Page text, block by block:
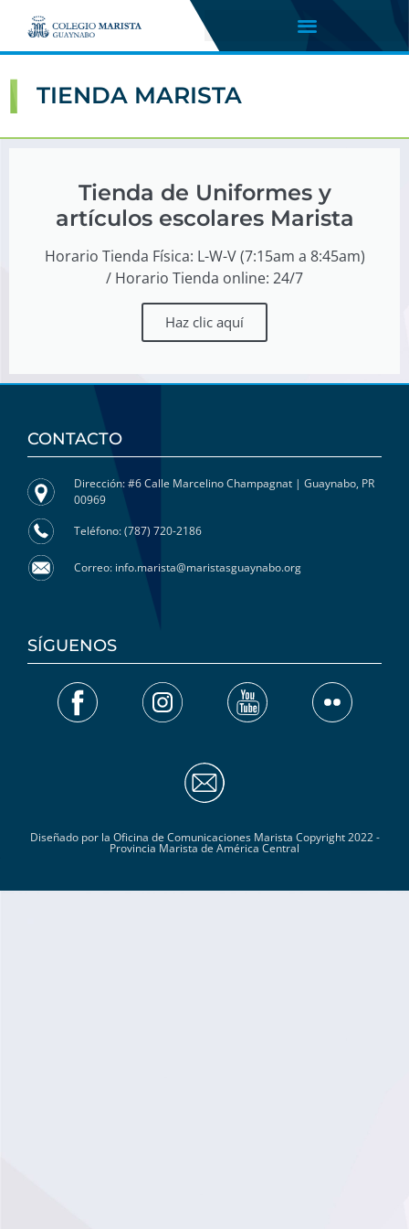
TIENDA MARISTA
Tienda de Uniformes y
artículos escolares Marista
Horario Tienda Física: L-W-V (7:15am a 8:45am)
/ Horario Tienda online: 24/7
Haz clic aquí
CONTACTO
Dirección: #6 Calle Marcelino Champagnat | Guaynabo, PR
00969
Teléfono: (787) 720-2186
Correo: info.marista@maristasguaynabo.org
SÍGUENOS
Diseñado por la Oficina de Comunicaciones Marista Copyright 2022 -
Provincia Marista de América Central